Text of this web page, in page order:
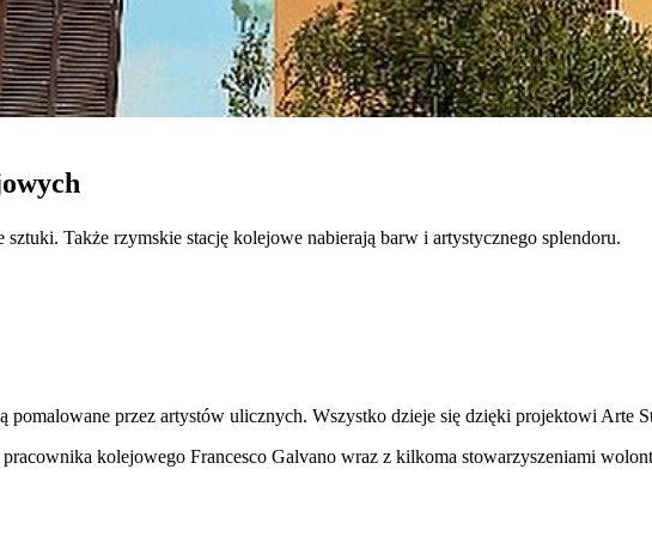
Także rzymskie stację kolejowe nabierają barw i artystycznego splendoru.
przez artystów ulicznych. Wszystko dzieje się dzięki projektowi Arte
kolejowego Francesco Galvano wraz z kilkoma stowarzyszeniami